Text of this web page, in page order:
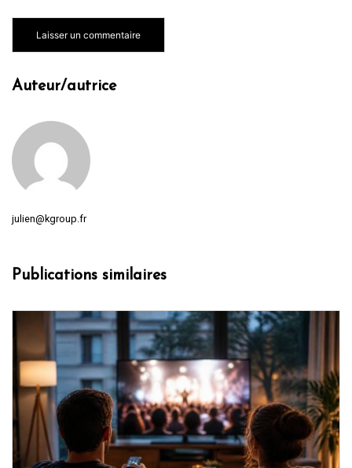
Auteur/autrice
julien@kgroup.fr
Publications similaires